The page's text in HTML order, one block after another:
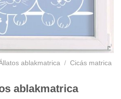
ablakmatrica / Cicás matrica
ablakmatrica